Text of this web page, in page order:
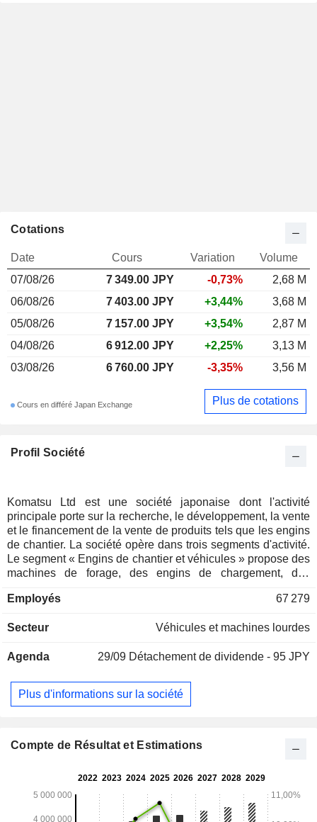
Profil Société
Komatsu Ltd est une société japonaise dont l'activité
principale porte sur la recherche, le développement, la vente
et le financement de la vente de produits tels que les engins
de chantier. La société opère dans trois segments d'activité.
Le segment « Engins de chantier et véhicules » propose des
machines de forage, des engins de chargement, des
de chaussées, des engins de transport, des machines
machines pour l'exploitation minière souterraine, des
industriels, des produits moulés et des services logistiques.
des ventes d'équipements de construction et d'exploitation
minière. Le segment Machines industrielles et autres
défense, des équipements de contrôle de la température et
Employés 67 279
Secteur Véhicules et machines lourdes
Agenda 29/09 Détachement de dividende - 95 JPY
Plus d'informations sur la société
Cotations
Date Cours Variation
Volume
07/08/26
7 349.00 JPY -0,73%
2,68 M
06/08/26
7 403.00 JPY +3,44%
3,68 M
05/08/26
7 157.00 JPY +3,54%
2,87 M
04/08/26
6 912.00 JPY +2,25%
3,13 M
03/08/26
6 760.00 JPY -3,35% 3,56 M
Cours en différé Japan Exchange Plus de cotations
Compte de Résultat et Estimations